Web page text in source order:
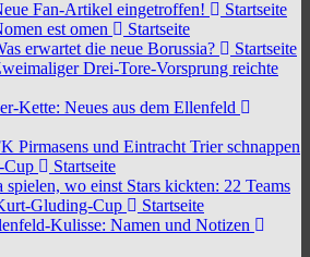
Fan-Artikel eingetroffen!
Startseite
est omen
Startseite
erwartet die neue Borussia?
Startseite
Drei-Tore-Vorsprung reichte
Kette: Neues aus dem Ellenfeld
Pirmasens und Eintracht Trier schnappen
Cup
Startseite
spielen, wo einst Stars kickten: 22 Teams
Gluding-Cup
Startseite
Kulisse: Namen und Notizen